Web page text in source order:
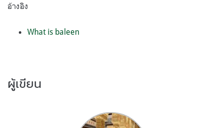
อ้างอิง
What is baleen
ผู้เขียน